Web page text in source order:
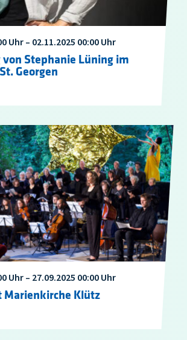
Uhr – 02.11.2025 00:00 Uhr
Stephanie Lüning im
Georgen
Uhr – 27.09.2025 00:00 Uhr
Marienkirche Klütz